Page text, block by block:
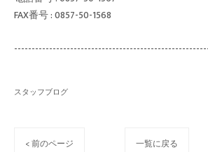
FAX番号 : 0857-50-1568
スタッフブログ
< 前のページ 一覧に戻る